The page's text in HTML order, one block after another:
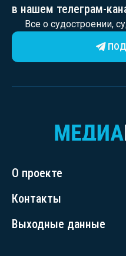
в нашем телеграм-
Все о судостроении,
О проекте
Контакты
Выходные данные